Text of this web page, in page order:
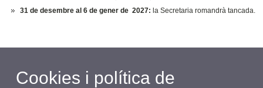
31 de desembre al 6 de gener de 2027: la Secretaria romandrà tancada.
Cookies i política de